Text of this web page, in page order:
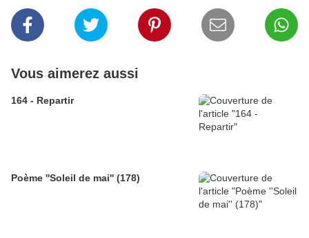
Vous aimerez aussi
164 - Repartir
Poème ''Soleil de mai'' (178)